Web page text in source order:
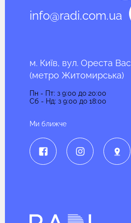
info@radi.com.ua
м. Київ, вул. Ореста
(метро Житомирська)
Пн - Пт: з 9:00 до 20:00
Сб - Нд: з 9:00 до 18:00
Ми ближче